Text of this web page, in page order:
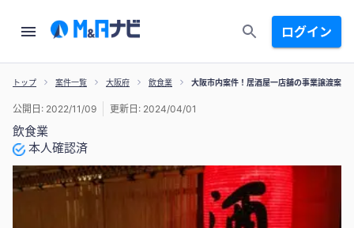
ログイン
トップ 案件一覧 大阪府 飲食業 大阪市内案件！居酒屋一店舗の事業譲渡案件
飲食業
本人確認済
公開日: 2022/11/09 更新日: 2024/04/01